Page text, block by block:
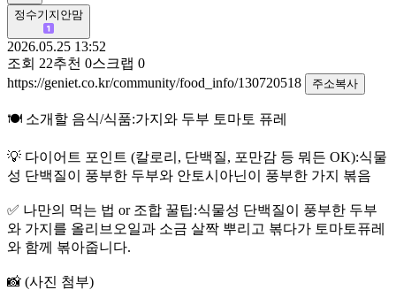
정수기지안맘
2026.05.25 13:52
조회 22추천 0스크랩 0
https://geniet.co.kr/community/food_info/130720518
주소복사
🍽️ 소개할 음식/식품:가지와 두부 토마토 퓨레
💡 다이어트 포인트 (칼로리, 단백질, 포만감 등 뭐든 OK):식물
성 단백질이 풍부한 두부와 안토시아닌이 풍부한 가지 볶음
✅ 나만의 먹는 법 or 조합 꿀팁:식물성 단백질이 풍부한 두부
와 가지를 올리브오일과 소금 살짝 뿌리고 볶다가 토마토퓨레
와 함께 볶아줍니다.
📸 (사진 첨부)